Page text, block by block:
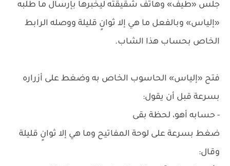
جلس «طيف» وهاتف شقيقته ليخبرها بإرسال ما طلبه
«إلياس» وبالفعل ما هي إلا ثوانٍ قليلة ووصله الرابط
الخاص بحساب هذا الشاب.
فتح «إلياس» الحاسوب الخاص به وضغط على أزراره
بسرعة قبل أن يقول:
- حسابه أهو، لحظة بقى
ضغط بسرعة على لوحة المفاتيح وما هي إلا ثوانٍ قليلة
وقال: